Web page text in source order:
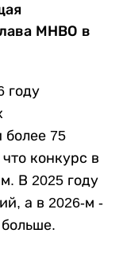
МНВО в
году
более 75
конкурс в
В 2025 году
а в 2026-м -